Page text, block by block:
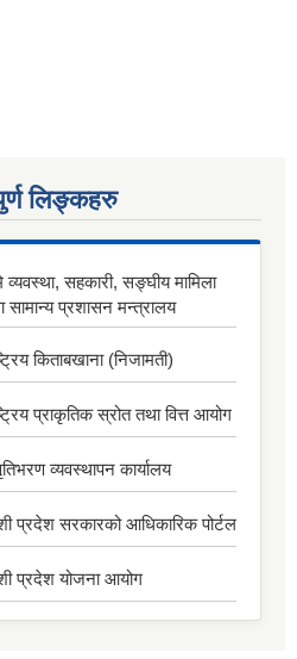
लिङ्कहरु
व्यवस्था, सहकारी, सङ्घीय मामिला
सामान्य प्रशासन मन्त्रालय
किताबखाना (निजामती)
प्राकृतिक स्रोत तथा वित्त आयोग
व्यवस्थापन कार्यालय
प्रदेश सरकारको आधिकारिक पोर्टल
प्रदेश योजना आयोग